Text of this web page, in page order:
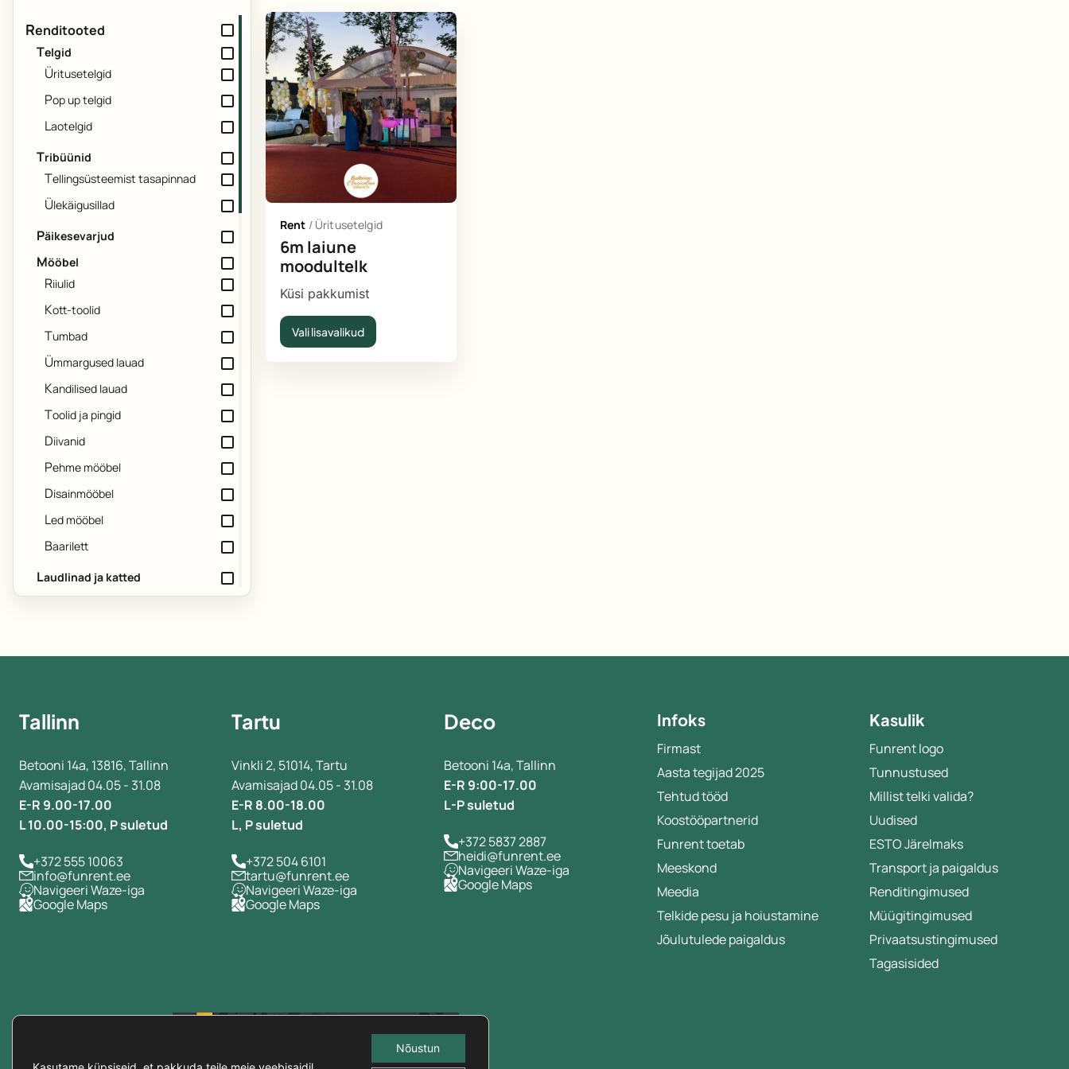
Linn
Tallinn
Toote tüüp
Rent Müük
Kontakti viis
Kontakti läbi emaili Kontakti läbi telefoni
Vastame teile hiljemalt järgmiseks tööpäevaks
renditooted
telgid
üritusetelgid
pop up telgid
laotelgid
tribüünid
tellingsüsteemist tasapinnad
ülekäigusillad
päikesevarjud
mööbel
riiulid
kott-toolid
tumbad
ümmargused lauad
kandilised lauad
toolid ja pingid
diivanid
pehme mööbel
disainmööbel
led mööbel
baarilett
laudlinad ja katted
ümmargused laudlinad
toolikatted
põrandad ja vaibad
külmikud ja külmakastid
valgustid
lavapoodiumid ja trusslavad
grillid ja wok pannid
talvedekoratsioonid
Rent / Üritusetelgid
6m laiune
moodultelk
Küsi pakkumist
Vali lisavalikud
Tallinn
Betooni 14a, 13816, Tallinn
Avamisajad 04.05 - 31.08
E-R 9.00-17.00
L 10.00-15:00, P suletud
+372 555 10063
info@funrent.ee
Navigeeri Waze-iga
Google Maps
Tartu
Vinkli 2, 51014, Tartu
Avamisajad 04.05 - 31.08
E-R 8.00-18.00
L, P suletud
+372 504 6101
tartu@funrent.ee
Navigeeri Waze-iga
Google Maps
Deco
Betooni 14a, Tallinn
E-R 9:00-17.00
L-P suletud
+372 5837 2887
heidi@funrent.ee
Navigeeri Waze-iga
Google Maps
Infoks
Firmast
Aasta tegijad 2025
Tehtud tööd
Koostööpartnerid
Funrent toetab
Meeskond
Meedia
Telkide pesu ja hoiustamine
Jõulutulede paigaldus
Kasulik
Funrent logo
Tunnustused
Millist telki valida?
Uudised
ESTO Järelmaks
Transport ja paigaldus
Renditingimused
Müügitingimused
Privaatsustingimused
Tagasisided
Nõustun